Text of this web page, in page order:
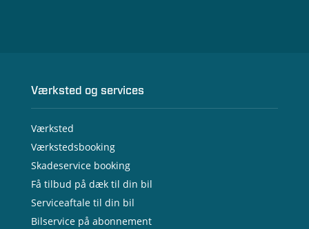
Værksted og services
Værksted
Værkstedsbooking
Skadeservice booking
Få tilbud på dæk til din bil
Serviceaftale til din bil
Bilservice på abonnement